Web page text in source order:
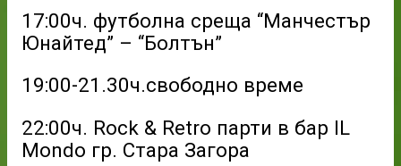
17:00ч. футболна среща “Манчестър
Юнайтед” – “Болтън”
19:00-21.30ч.свободно време
22:00ч. Rock & Retro парти в бар IL
Mondo гр. Стара Загора